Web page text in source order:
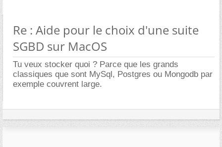
Re : Aide pour le choix d'une suite
SGBD sur MacOS
Tu veux stocker quoi ? Parce que les grands
classiques que sont MySql, Postgres ou Mongodb par
exemple couvrent large.